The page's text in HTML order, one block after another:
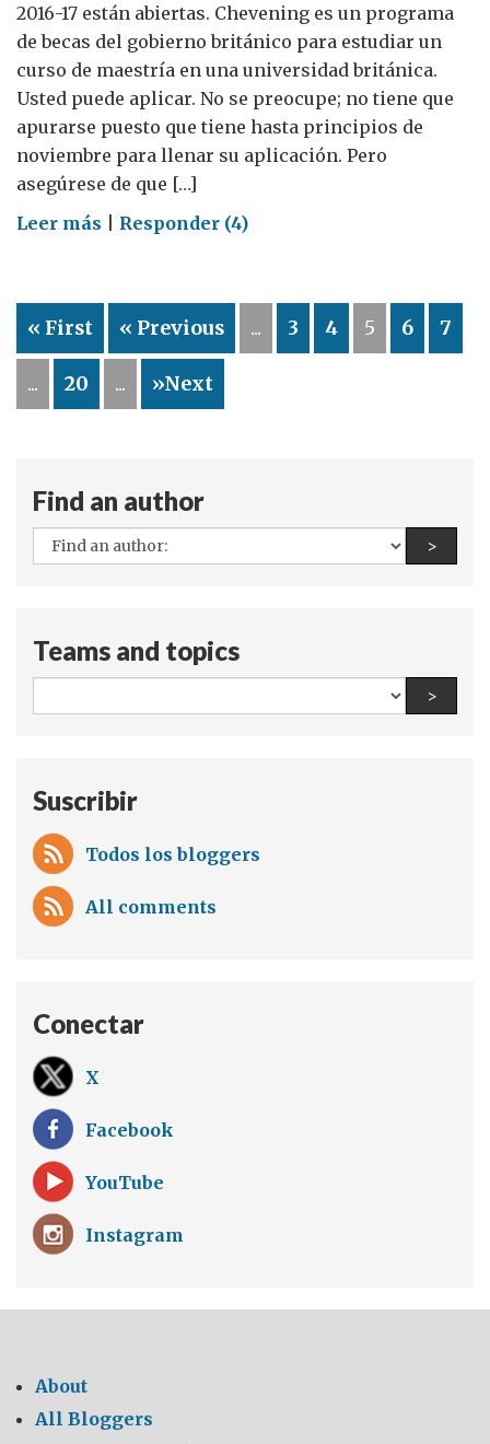
2016-17 están abiertas. Chevening es un programa
de becas del gobierno británico para estudiar un
curso de maestría en una universidad británica.
Usted puede aplicar. No se preocupe; no tiene que
apurarse puesto que tiene hasta principios de
noviembre para llenar su aplicación. Pero
asegúrese de que […]
Leer más on
razones
para
estudiar
en
en
caso
de
necesiten
Responder (4)
« First « Previous ... 3 4 5 6 7
... 20 ... »Next
Find an author
All
authors:
>Find
Teams and topics
All
teams
>Find
Suscribir
Todos los bloggers
All comments
Conectar
X
Facebook
YouTube
Instagram
About
All Bloggers